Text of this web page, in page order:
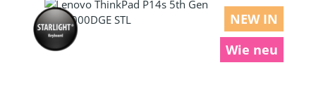
NEW IN
Wie neu